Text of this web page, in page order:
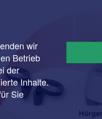
wir
Betrieb
der
Inhalte.
Sie